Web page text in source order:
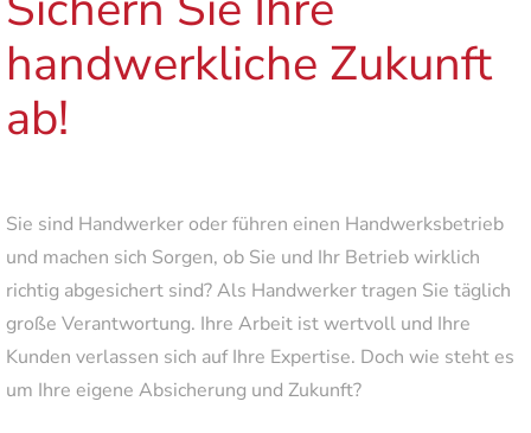
handwerkliche Zukunft
ab!
Sie sind Handwerker oder führen einen Handwerksbetrieb
und machen sich Sorgen, ob Sie und Ihr Betrieb wirklich
richtig abgesichert sind? Als Handwerker tragen Sie täglich
große Verantwortung. Ihre Arbeit ist wertvoll und Ihre
Kunden verlassen sich auf Ihre Expertise. Doch wie steht es
um Ihre eigene Absicherung und Zukunft?